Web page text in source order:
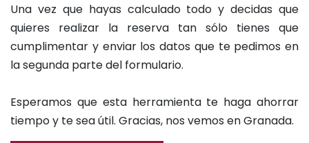
Una vez que hayas calculado todo y decidas que
quieres realizar la reserva tan sólo tienes que
cumplimentar y enviar los datos que te pedimos en
la segunda parte del formulario.
Esperamos que esta herramienta te haga ahorrar
tiempo y te sea útil. Gracias, nos vemos en Granada.